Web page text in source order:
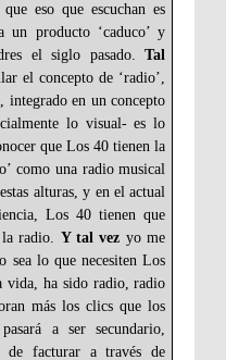
eso que escuchan es
un producto ‘caduco’ y
el siglo pasado.Tal
el concepto de ‘radio’,
integrado en un concepto
lo visual- es lo
que Los 40 tienen la
como una radio musical
alturas, y en el actual
Los 40 tienen que
radio. Y tal vez yo me
sea lo que necesiten Los
vida, ha sido radio, radio
más los clics que los
a ser secundario,
facturar a través de